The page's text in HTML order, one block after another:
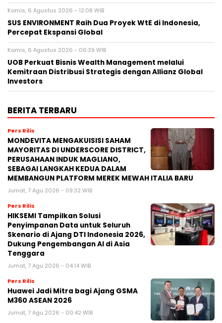
Kamis, 6 Agustus 2026 - 12:08 WIB
SUS ENVIRONMENT Raih Dua Proyek WtE di Indonesia,
Percepat Ekspansi Global
Kamis, 6 Agustus 2026 - 06:39 WIB
UOB Perkuat Bisnis Wealth Management melalui
Kemitraan Distribusi Strategis dengan Allianz Global
Investors
BERITA TERBARU
Pers Rilis
MONDEVITA MENGAKUISISI SAHAM
MAYORITAS DI UNDERSCORE DISTRICT,
PERUSAHAAN INDUK MAGLIANO,
SEBAGAI LANGKAH KEDUA DALAM
MEMBANGUN PLATFORM MEREK MEWAH ITALIA BARU
Jumat, 7 Agu 2026 - 09:32 WIB
Pers Rilis
HIKSEMI Tampilkan Solusi
Penyimpanan Data untuk Seluruh
Skenario di Ajang DTI Indonesia 2026,
Dukung Pengembangan AI di Asia
Tenggara
Jumat, 7 Agu 2026 - 04:14 WIB
Pers Rilis
Huawei Jadi Mitra bagi Ajang GSMA
M360 ASEAN 2026
Jumat, 7 Agu 2026 - 00:42 WIB